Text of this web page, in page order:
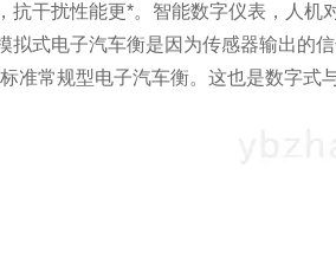
抗干扰性能更*。智能数字仪表，人机
拟式电子汽车衡是因为传感器输出的
准常规型电子汽车衡。这也是数字式